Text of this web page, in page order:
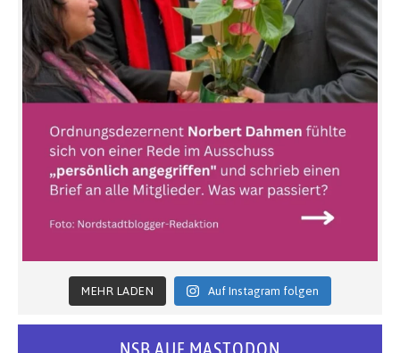
MEHR LADEN Auf Instagram folgen
NSB AUF MASTODON